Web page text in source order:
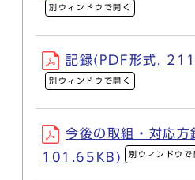
別ウィンドウで開く
記録(PDF形式,
別ウィンドウで開く
今後の取組・対応方
101.65KB)
別ウィンドウで